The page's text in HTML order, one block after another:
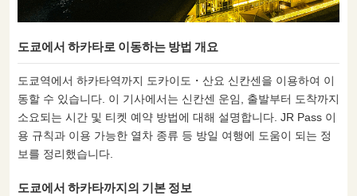
도쿄에서 하카타로 이동하는 방법 개요
도쿄역에서 하카타역까지 도카이도・산요 신칸센을 이용하여 이
동할 수 있습니다. 이 기사에서는 신칸센 운임, 출발부터 도착까지
소요되는 시간 및 티켓 예약 방법에 대해 설명합니다. JR Pass 이
용 규칙과 이용 가능한 열차 종류 등 방일 여행에 도움이 되는 정
보를 정리했습니다.
도쿄에서 하카타까지의 기본 정보